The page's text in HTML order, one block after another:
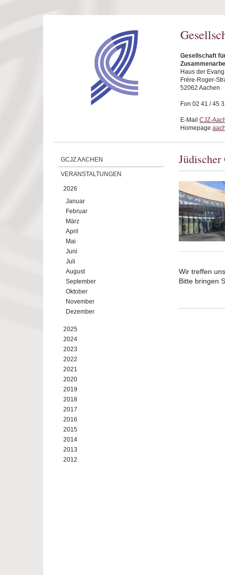
Gesellschaft
Haus der
Frére-Roger-
52062 Aachen
Fon 02 41 / 45
E-Mail CJZ-
Homepage
GCJZ AACHEN
VERANSTALTUNGEN
2026
Januar
Februar
März
April
Mai
Juni
Juli
August
September
Oktober
November
Dezember
2025
2024
2023
2022
2021
2020
2019
2018
2017
2016
2015
2014
2013
2012
Jüdischer
Wir treffen
Bitte bringen